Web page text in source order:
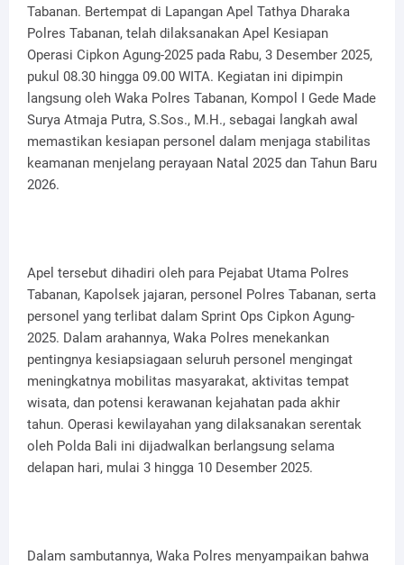
Tabanan. Bertempat di Lapangan Apel Tathya Dharaka
Polres Tabanan, telah dilaksanakan Apel Kesiapan
Operasi Cipkon Agung-2025 pada Rabu, 3 Desember 2025,
pukul 08.30 hingga 09.00 WITA. Kegiatan ini dipimpin
langsung oleh Waka Polres Tabanan, Kompol I Gede Made
Surya Atmaja Putra, S.Sos., M.H., sebagai langkah awal
memastikan kesiapan personel dalam menjaga stabilitas
keamanan menjelang perayaan Natal 2025 dan Tahun Baru
2026.
Apel tersebut dihadiri oleh para Pejabat Utama Polres
Tabanan, Kapolsek jajaran, personel Polres Tabanan, serta
personel yang terlibat dalam Sprint Ops Cipkon Agung-
2025. Dalam arahannya, Waka Polres menekankan
pentingnya kesiapsiagaan seluruh personel mengingat
meningkatnya mobilitas masyarakat, aktivitas tempat
wisata, dan potensi kerawanan kejahatan pada akhir
tahun. Operasi kewilayahan yang dilaksanakan serentak
oleh Polda Bali ini dijadwalkan berlangsung selama
delapan hari, mulai 3 hingga 10 Desember 2025.
Dalam sambutannya, Waka Polres menyampaikan bahwa